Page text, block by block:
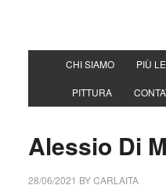
CHI SIAMO PIÙ
PITTURA
Alessio Di
28/06/2021 BYCARLAITA